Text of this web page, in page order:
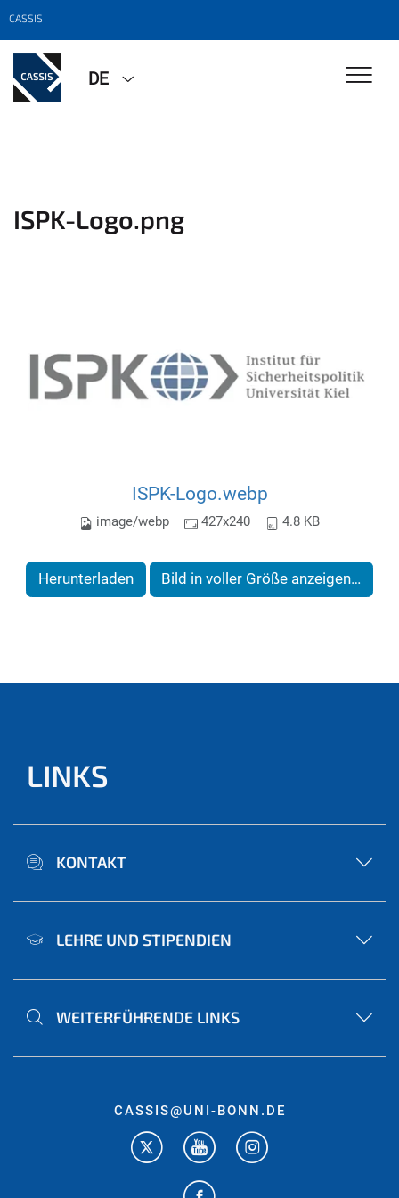
CASSIS
DE
ISPK-Logo.png
ISPK-Logo.webp
image/webp 427x240 4.8 KB
Herunterladen Bild in voller Größe anzeigen…
LINKS
KONTAKT
LEHRE UND STIPENDIEN
WEITERFÜHRENDE LINKS
CASSIS@UNI-BONN.DE